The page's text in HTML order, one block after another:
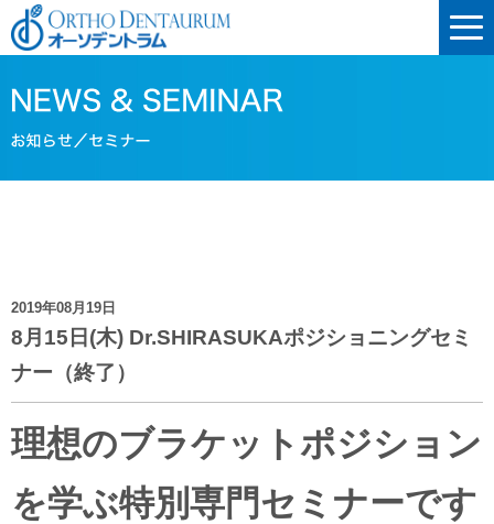
2019年08月19日
8月15日(木) Dr.SHIRASUKAポジショニングセミ
ナー（終了）
理想のブラケットポジション
を学ぶ特別専門セミナーです